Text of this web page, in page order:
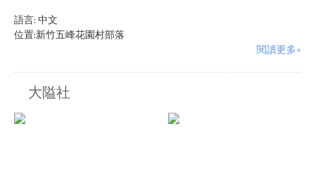
語言: 中文
位置:新竹五峰花園村部落
閱讀更多»
大隘社